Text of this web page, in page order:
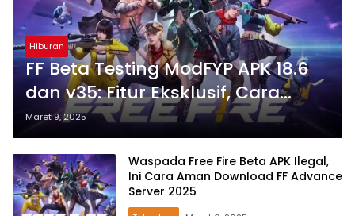
Hiburan
FF Beta Testing ModFYP APK 18.6
dan v35: Fitur Eksklusif, Cara
Instal, dan Risiko yang Harus
Diketahui
Maret 9, 2025
Waspada Free Fire Beta APK Ilegal,
Ini Cara Aman Download FF Advance
Server 2025